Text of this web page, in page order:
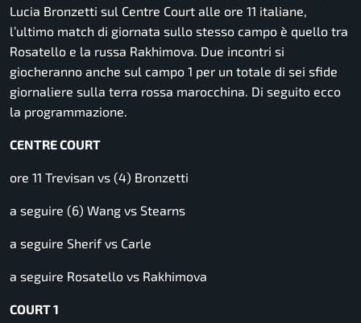
Lucia Bronzetti sul Centre Court alle ore 11 italiane,
l’ultimo match di giornata sullo stesso campo è quello tra
Rosatello e la russa Rakhimova. Due incontri si
giocheranno anche sul campo 1 per un totale di sei sfide
giornaliere sulla terra rossa marocchina. Di seguito ecco
la programmazione.
CENTRE COURT
ore 11 Trevisan vs (4) Bronzetti
a seguire (6) Wang vs Stearns
a seguire Sherif vs Carle
a seguire Rosatello vs Rakhimova
COURT 1